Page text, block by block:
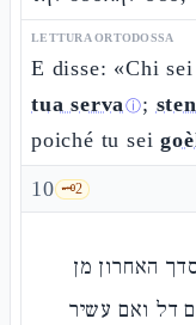
LETTURA ORTODOSSA
E disse: «Chi
tua servaⓘ;
poiché tu sei
10 🗝️2
האחרון מן
דל ואם עשיר